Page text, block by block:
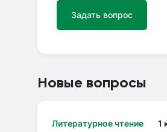
Задать вопрос
Новые вопросы
Литературное чтение 1